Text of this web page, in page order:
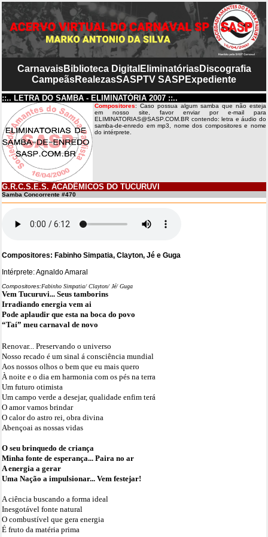
CarnavaisBiblioteca Digital EliminatóriasDiscografia
CampeãsRealezasSASPTV SASP Expediente
::.. LETRA DO SAMBA - ELIMINATÓRIA 2007 ::..
Compositores: Caso possua algum samba que não esteja
em nosso site, favor enviar por e-mail para
ELIMINATORIAS@SASP.COM.BR contendo: letra e áudio do
samba-de-enredo em mp3, nome dos compositores e nome
do intérprete.
G.R.C.S.E.S. ACADÊMICOS DO TUCURUVI
Samba Concorrente #470
Compositores: Fabinho Simpatia, Clayton, Jé e Guga
Intérprete: Agnaldo Amaral
Compositores:Fabinho Simpatia/ Clayton/ Jé/ Guga
Vem Tucuruvi... Seus tamborins
Irradiando energia vem ai
Pode aplaudir que esta na boca do povo
“Taí” meu carnaval de novo
Renovar... Preservando o universo
Nosso recado é um sinal á consciência mundial
Aos nossos olhos o bem que eu mais quero
À noite e o dia em harmonia com os pés na terra
Um futuro otimista
Um campo verde a desejar, qualidade enfim terá
O amor vamos brindar
O calor do astro rei, obra divina
Abençoai as nossas vidas
O seu brinquedo de criança
Minha fonte de esperança... Paira no ar
A energia a gerar
Uma Nação a impulsionar... Vem festejar!
A ciência buscando a forma ideal
Inesgotável fonte natural
O combustível que gera energia
É fruto da matéria prima